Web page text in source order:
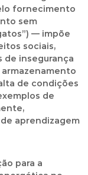
fornecimento
sem
— impõe
sociais,
de insegurança
de condições
de
aprendizagem
para a